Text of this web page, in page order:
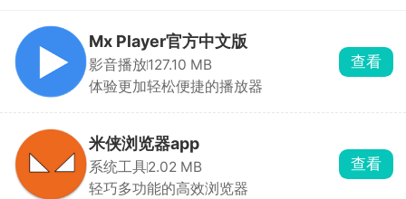
Mx Player官方中文版
影音播放127.10 MB
体验更加轻松便捷的播放器
查看
米侠浏览器app
系统工具2.02 MB
轻巧多功能的高效浏览器
查看